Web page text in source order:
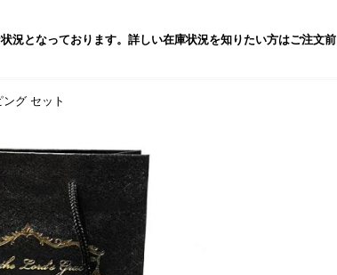
況となっております。詳しい在庫状況を知りたい方はご注文前
グ セット